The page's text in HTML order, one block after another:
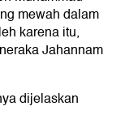
mewah dalam
karena itu,
Jahannam
dijelaskan